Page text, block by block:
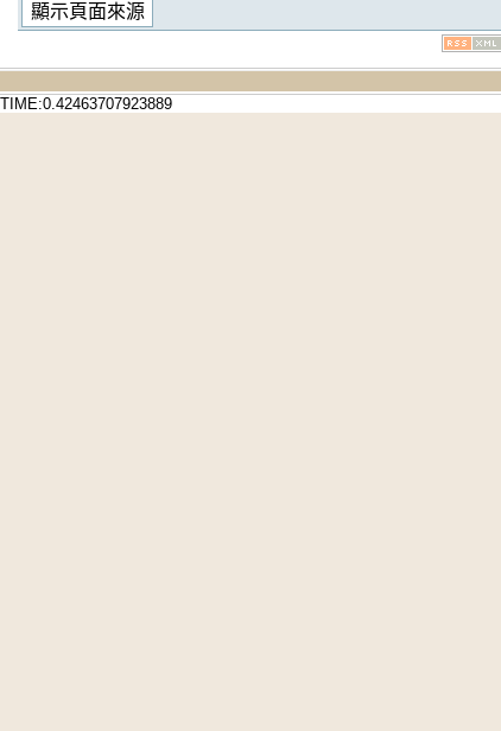
TIME:0.42463707923889